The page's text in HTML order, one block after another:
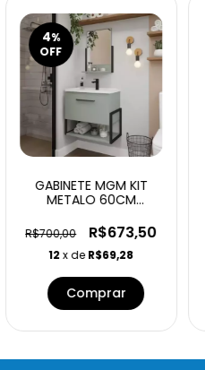
4%
OFF
GABINETE MGM KIT
METALO 60CM
C/ESPELHEIRA
R$700,00 R$673,50
12x deR$69,28